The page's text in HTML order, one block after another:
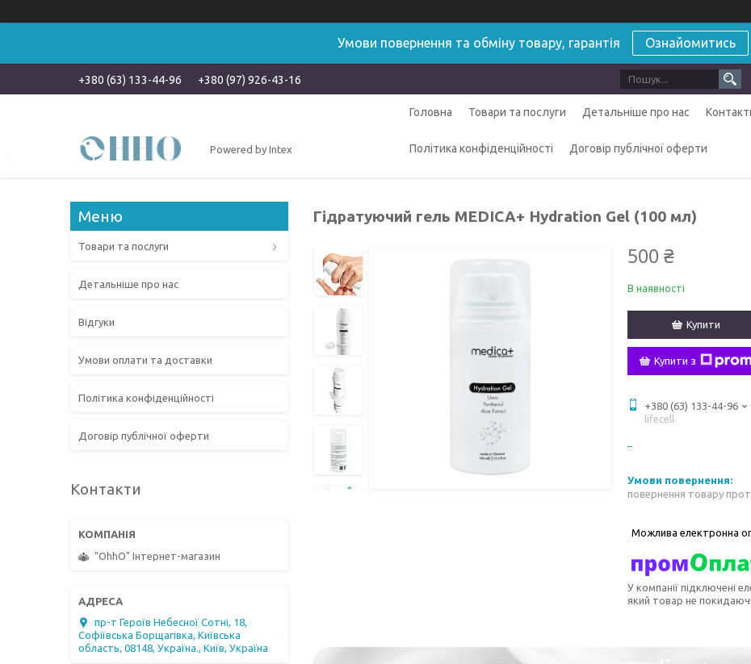
Умови повернення та обміну товару, гарантія Ознайомитись
+380 (63) 133-44-96 +380 (97) 926-43-16
Powered by Intex
Головна Товари та послуги Детальніше про нас
Політика конфіденційності Договір публічної оферти
Гідратуючий гель MEDICA+ Hydration Gel (100 мл)
500 ₴
В наявності
Купити
Купити з
+380 (63) 133-44-96
lifecell
повернення товару
У компанії підключені
який товар не
Товари та послуги
Детальніше про нас
Відгуки
Умови оплати та доставки
Політика конфіденційності
Договір публічної оферти
Контакти
"OhhO" Інтернет-магазин
пр-т Героїв Небесної Сотні, 18,
Софіївська Борщагівка, Київська
область, 08148, Україна., Київ, Україна